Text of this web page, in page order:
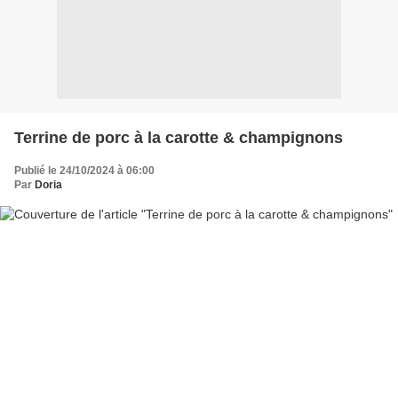
Terrine de porc à la carotte & champignons
Publié le 24/10/2024 à 06:00
Par Doria